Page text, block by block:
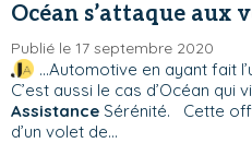
Océan s’attaque aux
Publié le 17 septembre 2020
...Automotive en ayant fait
C’est aussi le cas d’Océan
Assistance Sérénité. Cette
d’un volet de...